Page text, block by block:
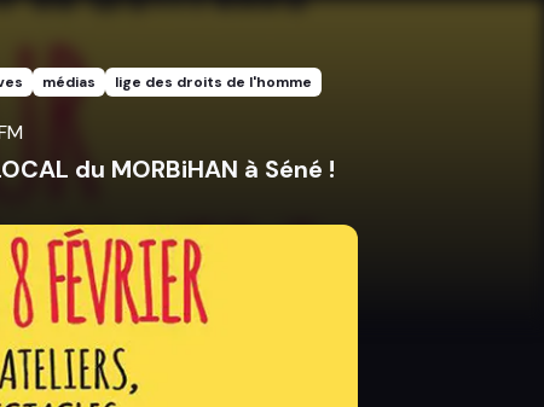
médias lige des droits de l'homme
du MORBiHAN à Séné !